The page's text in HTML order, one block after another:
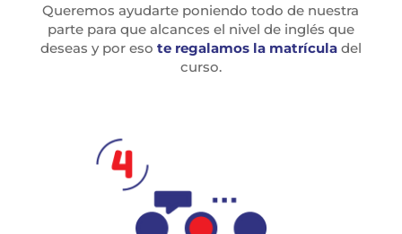
Queremos ayudarte poniendo todo de nuestra
parte para que alcances el nivel de inglés que
deseas y por eso te regalamos la matrículadel
curso.